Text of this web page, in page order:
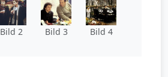
Bild 2 Bild 3 Bild 4